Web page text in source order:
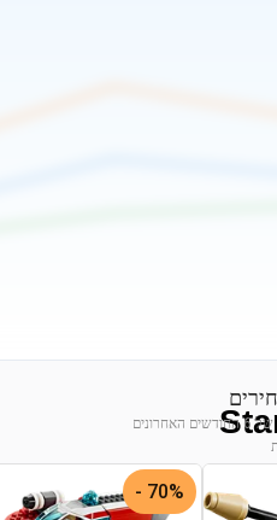
התחבר כדי לצפות בגרף מחירים מלא של 6 החודשים האחרונים
70% -